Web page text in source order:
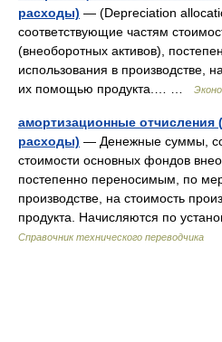
расходы) — (Depreciation
соответствующие частям
(внеоборотных активов),
использования в производстве,
их помощью продукта.… …
амортизационные отчисления
расходы) — Денежные суммы,
стоимости основных фондов
постепенно переносимым, по
производстве, на стоимость
продукта. Начисляются по
Справочник технического переводчика